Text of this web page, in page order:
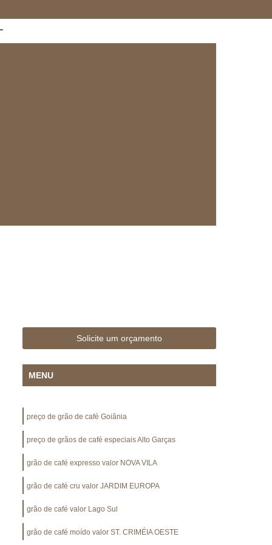
Café Expresso
Grão de Café Gourmet
Grãos de Café 1kg
Grãos de Café Especiais
Café
Locação de Máquina de Café
de Máquina de Café Expresso para Eventos
Máquina de Café Expresso
Máquina de Café Expresso Locação
Café para Locação
Máquina Café
Leite
Máquina de Café Comercial
Máquina de Café Empresarial
Máquina de Café para Comércio
Solicite um orçamento
MENU
preço de grão de café Goiânia
preço de grãos de café especiais Alto Garças
grão de café expresso valor NOVA VILA
grão de café cru valor JARDIM EUROPA
grão de café valor Lago Sul
grão de café moído valor ST. CRIMÉIA OESTE